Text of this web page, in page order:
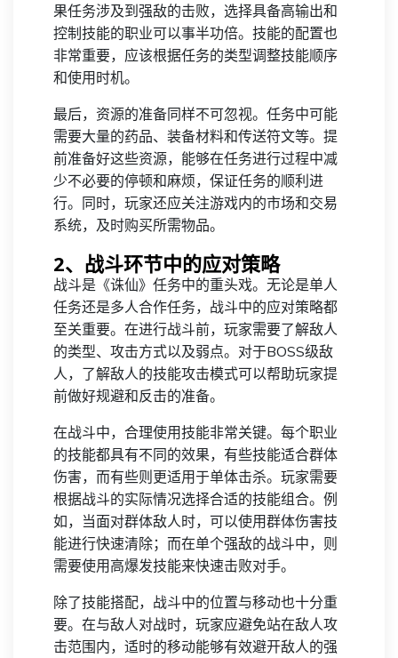
果任务涉及到强敌的击败，选择具备高输出和
控制技能的职业可以事半功倍。技能的配置也
非常重要，应该根据任务的类型调整技能顺序
和使用时机。
最后，资源的准备同样不可忽视。任务中可能
需要大量的药品、装备材料和传送符文等。提
前准备好这些资源，能够在任务进行过程中减
少不必要的停顿和麻烦，保证任务的顺利进
行。同时，玩家还应关注游戏内的市场和交易
系统，及时购买所需物品。
2、战斗环节中的应对策略
战斗是《诛仙》任务中的重头戏。无论是单人
任务还是多人合作任务，战斗中的应对策略都
至关重要。在进行战斗前，玩家需要了解敌人
的类型、攻击方式以及弱点。对于BOSS级敌
人，了解敌人的技能攻击模式可以帮助玩家提
前做好规避和反击的准备。
在战斗中，合理使用技能非常关键。每个职业
的技能都具有不同的效果，有些技能适合群体
伤害，而有些则更适用于单体击杀。玩家需要
根据战斗的实际情况选择合适的技能组合。例
如，当面对群体敌人时，可以使用群体伤害技
能进行快速清除；而在单个强敌的战斗中，则
需要使用高爆发技能来快速击败对手。
除了技能搭配，战斗中的位置与移动也十分重
要。在与敌人对战时，玩家应避免站在敌人攻
击范围内，适时的移动能够有效避开敌人的强